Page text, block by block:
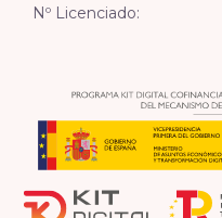
Nº Licenciado: